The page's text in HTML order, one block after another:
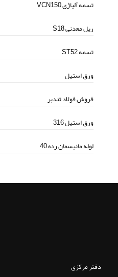
تسمه آلیاژی VCN150
ریل معدنی S18
تسمه ST52
ورق استیل
فروش فولاد تندبر
ورق استیل 316
لوله مانیسمان رده 40
دفتر مرکزی